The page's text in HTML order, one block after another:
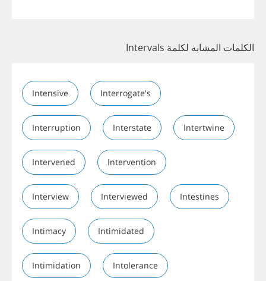
الكلمات المشابه لكلمة Intervals
Intensive Interrogate's
Interruption Interstate Intertwine
Intervened Intervention
Interview Interviewed Intestines
Intimacy Intimidated
Intimidation Intolerance